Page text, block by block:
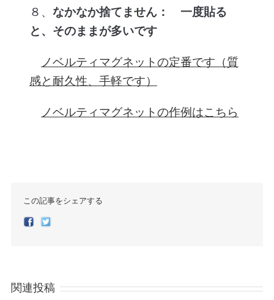
８、 なかなか捨てません： 一度貼る
と、そのままが多いです
ノベルティマグネットの定番です（質
感と耐久性、手軽です）
ノベルティマグネットの作例はこちら
この記事をシェアする
Facebook
Twitter
関連投稿